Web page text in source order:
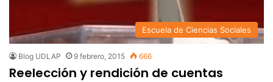
Escuela de Ciencias Sociales
Blog UDLAP 9 febrero, 2015 666
Reelección y rendición de cuentas